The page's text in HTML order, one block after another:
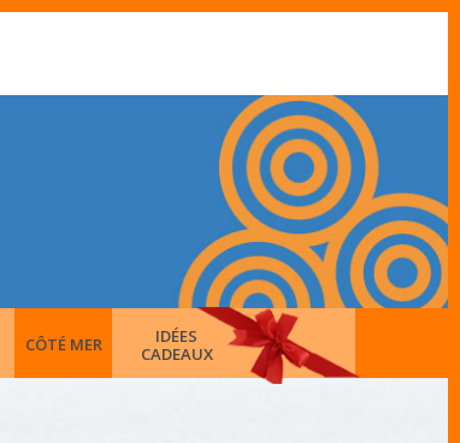
CÔTÉ MER
IDÉES
CADEAUX